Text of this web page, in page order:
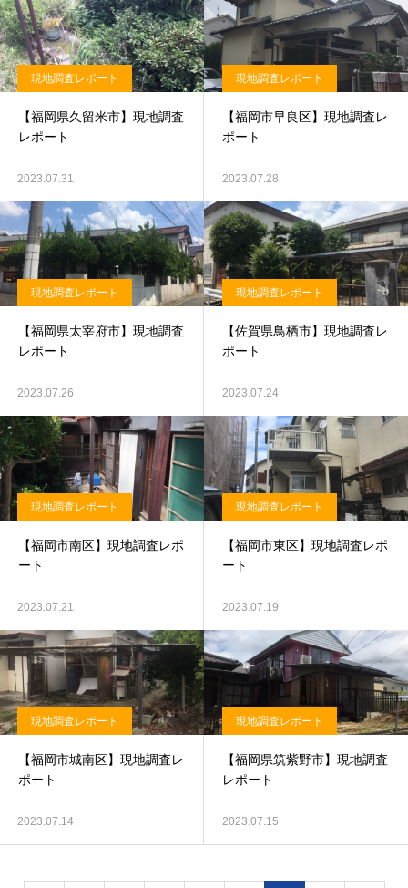
現地調査レポート
【福岡県久留米市】現地調査
レポート
2023.07.31
現地調査レポート
【福岡市早良区】現地調査レ
ポート
2023.07.28
現地調査レポート
【福岡県太宰府市】現地調査
レポート
2023.07.26
現地調査レポート
【佐賀県鳥栖市】現地調査レ
ポート
2023.07.24
現地調査レポート
【福岡市南区】現地調査レポ
ート
2023.07.21
現地調査レポート
【福岡市東区】現地調査レポ
ート
2023.07.19
現地調査レポート
【福岡市城南区】現地調査レ
ポート
2023.07.14
現地調査レポート
【福岡県筑紫野市】現地調査
レポート
2023.07.15